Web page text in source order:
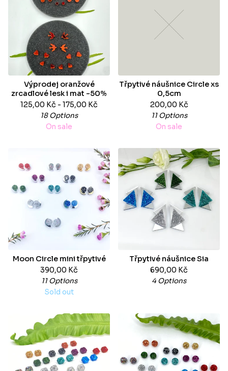
Výprodej oranžové
zrcadlové lesk i mat -50%
125,00 Kč - 175,00 Kč
18 Options
On sale
Třpytivé náušnice Circle xs
0,5cm
200,00 Kč
11 Options
On sale
Moon Circle mini třpytivé
390,00 Kč
11 Options
Sold out
Třpytivé náušnice Sia
690,00 Kč
4 Options